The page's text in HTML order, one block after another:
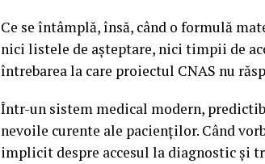
Ce se întâmplă, însă, când o formulă
nici listele de așteptare, nici timpii de
întrebarea la care proiectul CNAS nu
Într-un sistem medical modern,
nevoile curente ale pacienților. Când
implicit despre accesul la diagnostic și